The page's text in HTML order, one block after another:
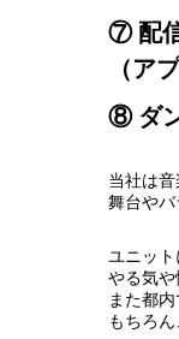
⑦ 配
（ア
⑧ ダ
当社は
舞台やバ
ユニット
やる気や
また都
もちろ